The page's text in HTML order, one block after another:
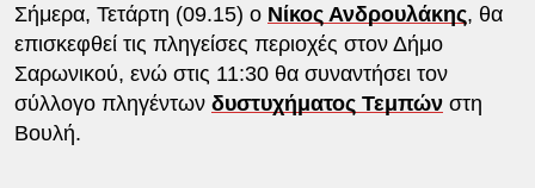
Σήμερα, Τετάρτη (09.15) ο Νίκος Ανδρουλάκης, θα
επισκεφθεί τις πληγείσες περιοχές στον Δήμο
Σαρωνικού, ενώ στις 11:30 θα συναντήσει τον
σύλλογο πληγέντων δυστυχήματος Τεμπώνστη
Βουλή.